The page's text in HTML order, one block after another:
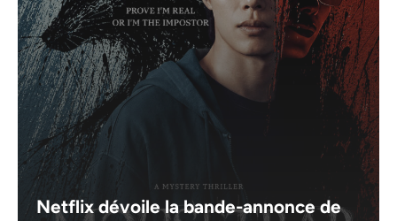
Netflix dévoile la bande-annonce de